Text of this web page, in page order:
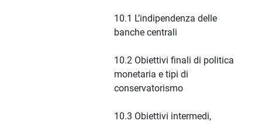
10.1 L’indipendenza delle
banche centrali
10.2 Obiettivi finali di politica
monetaria e tipi di
conservatorismo
10.3 Obiettivi intermedi,